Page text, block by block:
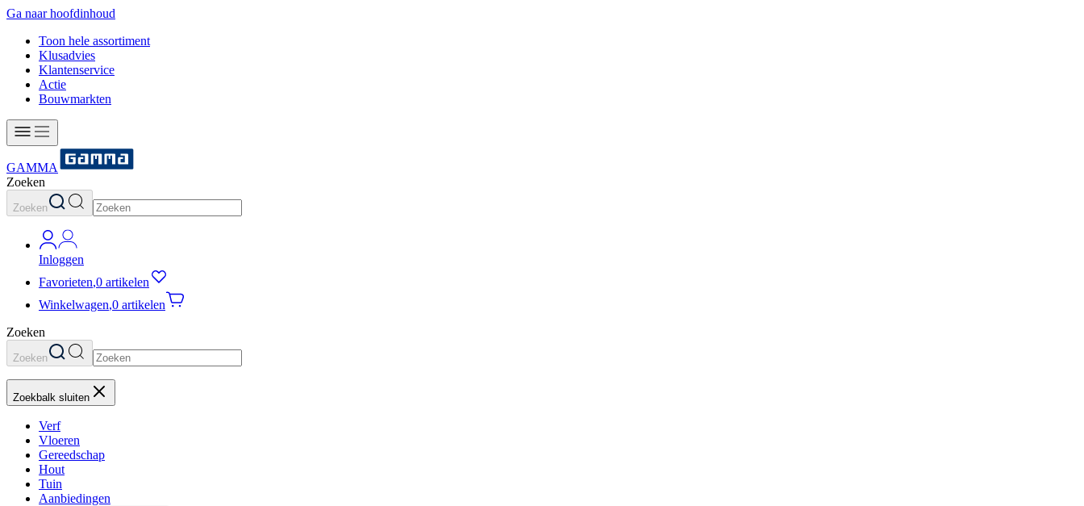
Ga naar hoofdinhoud
Toon hele assortiment
Klusadvies
Klantenservice
Actie
Bouwmarkten
GAMMA
Zoeken
Zoeken
Inloggen
Favorieten,0 artikelen
Winkelwagen,0 artikelen
Zoeken
Zoeken
Zoekbalk sluiten
Verf
Vloeren
Gereedschap
Hout
Tuin
Aanbiedingen